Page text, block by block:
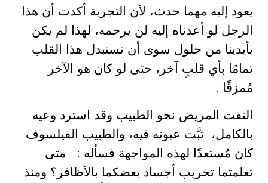
يعود إليه مهما حدث، لأن التجربة أكدت أن هذا
الرجل لو أعدناه إليه لن يرحمه، لهذا لم يكن
بأيدينا من حلول سوى أن نستبدل هذا القلب
تمامًا بأي قلبٍ آخر، حتى لو كان هو الآخر
مُمزقًا .
التفت المريض نحو الطبيب وقد استرد وعيه
بالكامل، ثبَّت عيونه فيه، والطبيب الفيلسوف
كان مُستعدًا لهذه المواجهة فسأله : متى
تعلمتما تخريب أجساد بعضكما بالأظافر؟ ومنذ